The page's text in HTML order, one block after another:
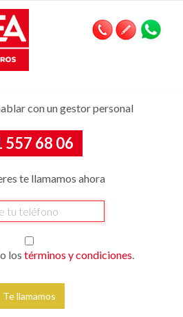
con un gestor personal
557 68 06
te llamamos ahora
los términos y condiciones.